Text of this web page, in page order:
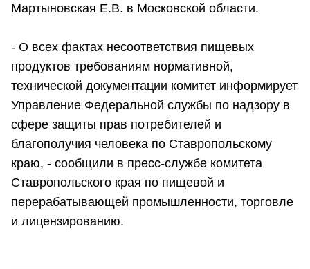
Мартыновская Е.В. в Московской области.
- О всех фактах несоответствия пищевых
продуктов требованиям нормативной,
технической документации комитет информирует
Управление Федеральной службы по надзору в
сфере защиты прав потребителей и
благополучия человека по Ставропольскому
краю, - сообщили в пресс-службе комитета
Ставропольского края по пищевой и
перерабатывающей промышленности, торговле
и лицензированию.